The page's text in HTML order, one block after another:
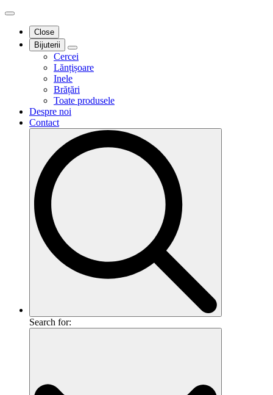
Close
Bijuterii
Cercei
Lănțișoare
Inele
Brățări
Toate produsele
Despre noi
Contact
Search for: